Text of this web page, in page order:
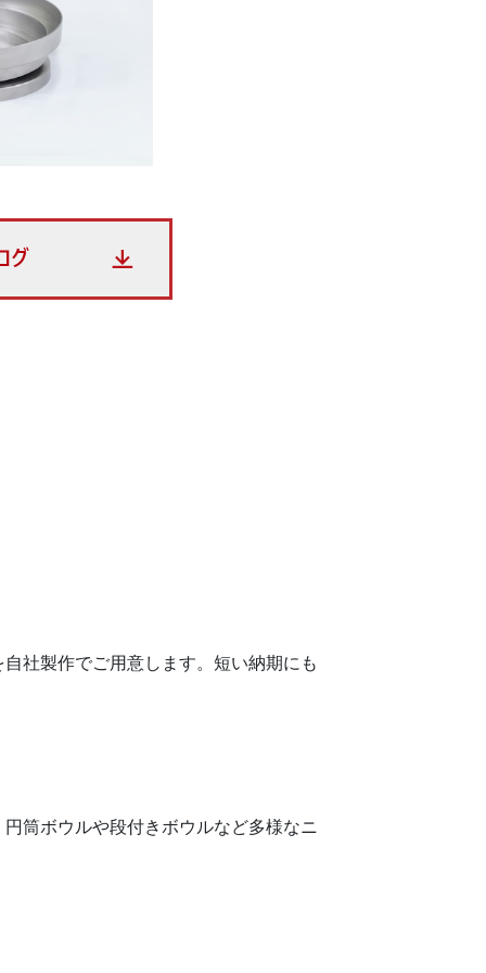
社製作でご用意します。短い納期にも
筒ボウルや段付きボウルなど多様なニ